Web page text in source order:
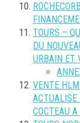
TOURS –
DU
URBAIN ET
VENTE
ACTUALISE
COCTEAU A